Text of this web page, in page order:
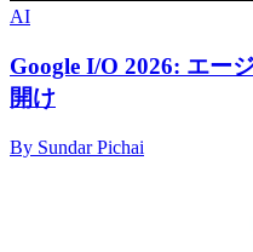
AI
Google I/O 2026: エー
開け
By Sundar Pichai